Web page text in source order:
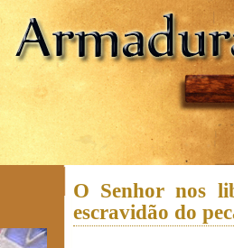
O Senhor nos
escravidão do